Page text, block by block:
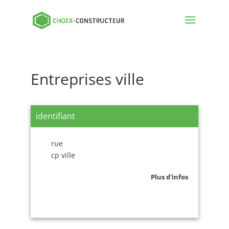
Entreprises ville
identifiant
rue
cp ville
Plus d'infos